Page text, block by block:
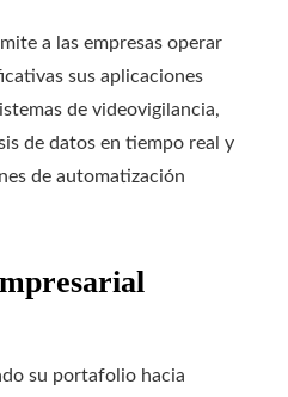
a las empresas operar
sus aplicaciones
de videovigilancia,
de datos en tiempo real y
de automatización
su portafolio hacia